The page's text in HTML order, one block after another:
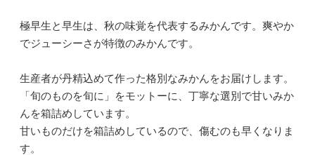
極早生と早生は、秋の味覚を代表するみかんです。爽やか
でジューシーさが特徴のみかんです。
生産者が丹精込めて作った格別なみかんをお届けします。
「旬のものを旬に」をモットーに、丁寧な選別で甘いみか
んを箱詰めしています。
甘いものだけを箱詰めしているので、傷むのも早くなりま
す。